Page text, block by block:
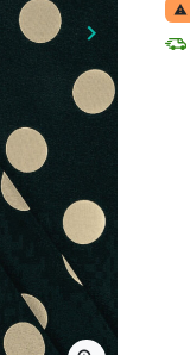
Næste
keyboard_arrow_right
